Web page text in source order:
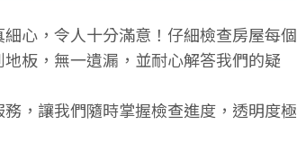
心，令人十分滿意！仔細檢查房屋每個
板，無一遺漏，並耐心解答我們的疑
，讓我們隨時掌握檢查進度，透明度極